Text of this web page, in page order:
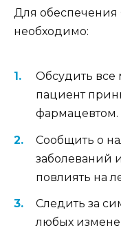
Для обеспечения
необходимо:
Обсудить все
пациент
фармацевтом.
Сообщить о
заболеваний
повлиять на
Следить за
любых